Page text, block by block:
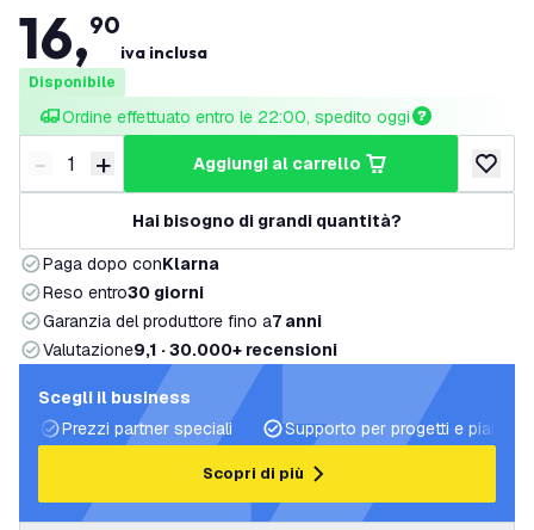
16,90
iva inclusa
Disponibile
Ordine effettuato entro le 22:00, spedito oggi
Riduci quantità
- Aumenta quantità
+ aggiungi al carrello
Hai bisogno di grandi quantità?
Paga dopo conKlarna
Reso entro30 giorni
Garanzia del produttore fino a7 anni
Valutazione9,1 · 30.000+ recensioni
Scegli il business
Prezzi partner speciali
Supporto per progetti e piani di
Scopri di più